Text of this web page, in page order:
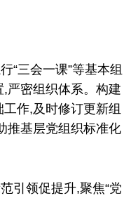
“三会一课”等基本组
严密组织体系。构建
作,及时修订更新组
推基层党组织标准化
引领促提升,聚焦“党